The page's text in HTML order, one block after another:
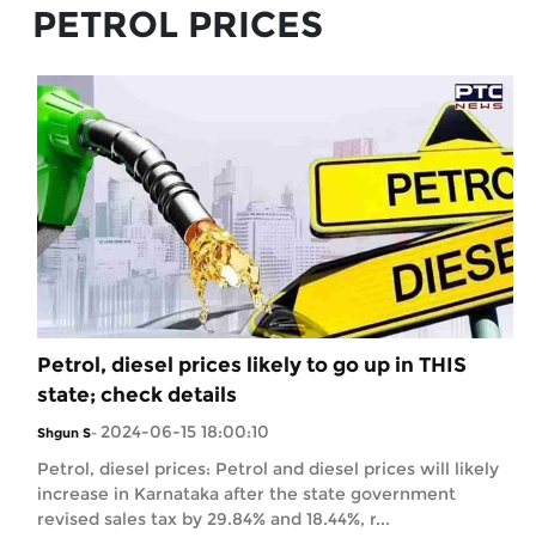
PETROL PRICES
Petrol, diesel prices likely to go up in THIS
state; check details
Shgun S- 2024-06-15 18:00:10
Petrol, diesel prices: Petrol and diesel prices will likely
increase in Karnataka after the state government
revised sales tax by 29.84% and 18.44%, r...